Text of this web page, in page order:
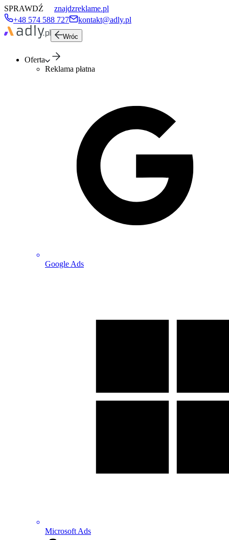
SPRAWDŹ
znajdzreklame.pl
+48 574 588 727
kontakt@adly.pl
Wróc
Oferta
Reklama płatna
Google Ads
Microsoft Ads